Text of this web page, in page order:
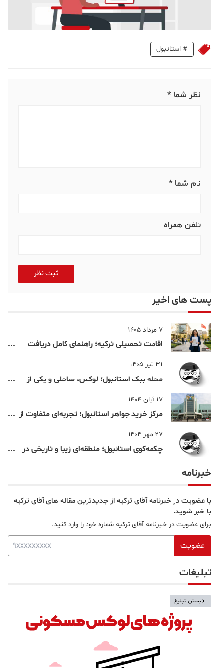
# استانبول
نظر شما *
نام شما *
تلفن همراه
ثبت نظر
پست های اخیر
7 مرداد 1405
اقامت تحصیلی ترکیه؛ راهنمای کامل دریافت
31 تیر 1405
محله ببک استانبول؛ لوکس، ساحلی و یکی از
17 آبان 1404
مرکز خرید جواهر استانبول؛ تجربه‌ای متفاوت از
27 مهر 1404
چکمه‌کوی استانبول؛ منطقه‌ای زیبا و تاریخی در
خبرنامه
با عضویت در خبرنامه آقای ترکیه از جدیدترین مقاله های آقای ترکیه
با خبر شوید.
برای عضویت در خبرنامه آقای ترکیه شماره خود را وارد کنید.
عضویت
تبلیغات
بستن تبلیغ